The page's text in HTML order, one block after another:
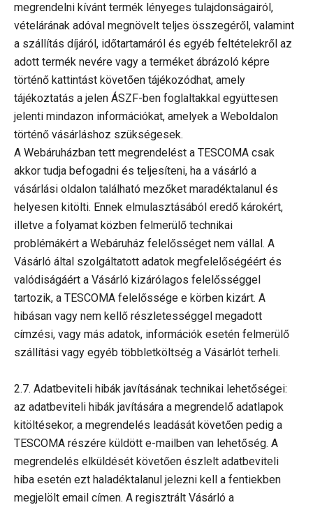
megrendelni kívánt termék lényeges tulajdonságairól,
vételárának adóval megnövelt teljes összegéről, valamint
a szállítás díjáról, időtartamáról és egyéb feltételekről az
adott termék nevére vagy a terméket ábrázoló képre
történő kattintást követően tájékozódhat, amely
tájékoztatás a jelen ÁSZF-ben foglaltakkal együttesen
jelenti mindazon információkat, amelyek a Weboldalon
történő vásárláshoz szükségesek.
A Webáruházban tett megrendelést a TESCOMA csak
akkor tudja befogadni és teljesíteni, ha a vásárló a
vásárlási oldalon található mezőket maradéktalanul és
helyesen kitölti. Ennek elmulasztásából eredő károkért,
illetve a folyamat közben felmerülő technikai
problémákért a Webáruház felelősséget nem vállal. A
Vásárló által szolgáltatott adatok megfelelőségéért és
valódiságáért a Vásárló kizárólagos felelősséggel
tartozik, a TESCOMA felelőssége e körben kizárt. A
hibásan vagy nem kellő részletességgel megadott
címzési, vagy más adatok, információk esetén felmerülő
szállítási vagy egyéb többletköltség a Vásárlót terheli.
2.7. Adatbeviteli hibák javításának technikai lehetőségei:
az adatbeviteli hibák javítására a megrendelő adatlapok
kitöltésekor, a megrendelés leadását követően pedig a
TESCOMA részére küldött e-mailben van lehetőség. A
megrendelés elküldését követően észlelt adatbeviteli
hiba esetén ezt haladéktalanul jelezni kell a fentiekben
megjelölt email címen. A regisztrált Vásárló a